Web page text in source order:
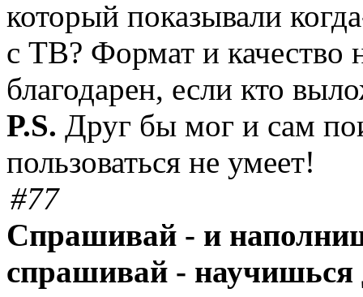
который показывали
с ТВ? Формат и качество
благодарен, если кто
P.S. Друг бы мог и сам
пользоваться не умеет!
#77
Спрашивай - и
спрашивай - научишься